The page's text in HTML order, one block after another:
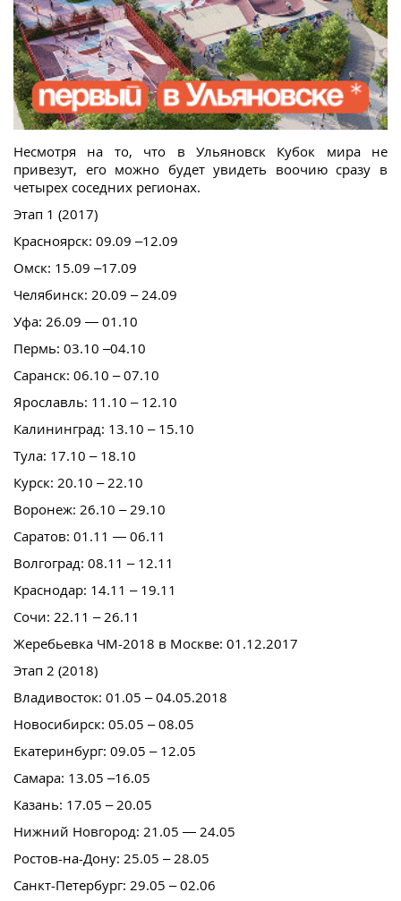
Несмотря на то, что в Ульяновск Кубок мира не
привезут, его можно будет увидеть воочию сразу в
четырех соседних регионах.
Этап 1 (2017)
Красноярск: 09.09 –12.09
Омск: 15.09 –17.09
Челябинск: 20.09 – 24.09
Уфа: 26.09 — 01.10
Пермь: 03.10 –04.10
Саранск: 06.10 – 07.10
Ярославль: 11.10 – 12.10
Калининград: 13.10 – 15.10
Тула: 17.10 – 18.10
Курск: 20.10 – 22.10
Воронеж: 26.10 – 29.10
Саратов: 01.11 — 06.11
Волгоград: 08.11 – 12.11
Краснодар: 14.11 – 19.11
Сочи: 22.11 – 26.11
Жеребьевка ЧМ-2018 в Москве: 01.12.2017
Этап 2 (2018)
Владивосток: 01.05 – 04.05.2018
Новосибирск: 05.05 – 08.05
Екатеринбург: 09.05 – 12.05
Самара: 13.05 –16.05
Казань: 17.05 – 20.05
Нижний Новгород: 21.05 — 24.05
Ростов-на-Дону: 25.05 – 28.05
Санкт-Петербург: 29.05 – 02.06